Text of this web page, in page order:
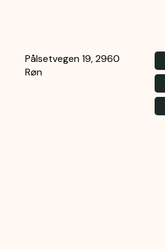
Pålsetvegen 19, 2960
Røn